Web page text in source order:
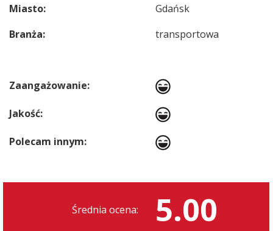
Miasto:
Gdańsk
Branża:
transportowa
Zaangażowanie:
Jakość:
Polecam innym:
Średnia ocena: 5.00